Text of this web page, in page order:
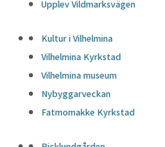
Upplev Vildmarksvägen
Kultur i Vilhelmina
Vilhelmina Kyrkstad
Vilhelmina museum
Nybyggarveckan
Fatmomakke Kyrkstad